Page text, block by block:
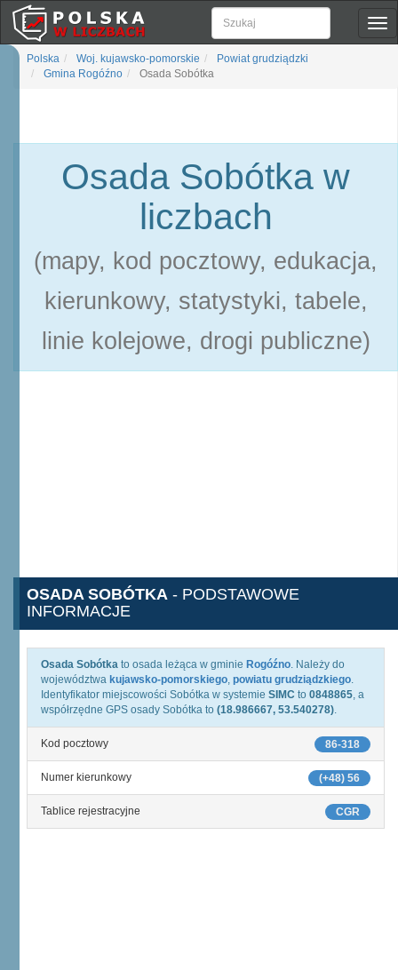
Polska Woj. kujawsko-pomorskie
Powiat grudziądzki
Gmina Rogóźno
Osada Sobótka
Osada Sobótka w
liczbach
(mapy, kod pocztowy, edukacja,
kierunkowy, statystyki, tabele,
linie kolejowe, drogi publiczne)
OSADA SOBÓTKA - PODSTAWOWE
INFORMACJE
Osada Sobótka to osada leżąca w gminie Rogóźno. Należy do
województwa kujawsko-pomorskiego, powiatu grudziądzkiego.
Identyfikator miejscowości Sobótka w systemie SIMC to 0848865, a
współrzędne GPS osady Sobótka to (18.986667, 53.540278).
86-318
Kod pocztowy
(+48) 56
Numer kierunkowy
CGR
Tablice rejestracyjne